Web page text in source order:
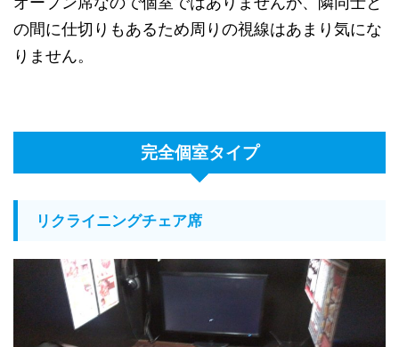
の間に仕切りもあるため周りの視線はあまり気にな
りません。
完全個室タイプ
リクライニングチェア席